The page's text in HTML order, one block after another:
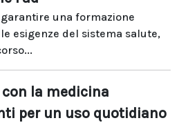
una formazione
esigenze del sistema salute,
la medicina
per un uso quotidiano